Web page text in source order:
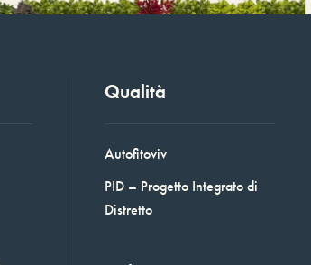
Qualità
Autofitoviv
PID – Progetto Integrato di
Distretto